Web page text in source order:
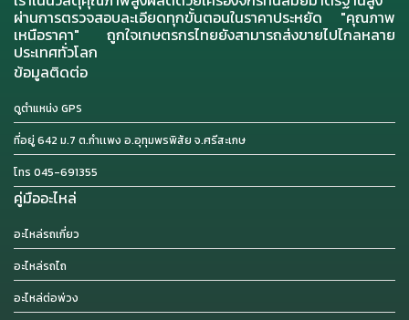
ผ่านการตรวจสอบละเอียดทุกขั้นตอนในราคาประหยัด "คุณภาพ
เหนือราคา" ถูกใจเกษตรกรไทยยังสามารถส่งขายไปไกลหลาย
ประเทศทั่วโลก
ข้อมูลติดต่อ
ดูตำแหน่ง GPS
ที่อยู่ 642 ม.7 ต.กำเเพง อ.อุทุมพรพิสัย จ.ศรีสะเกษ
โทร 045-691355
คู่มืออะไหล่
อะไหล่รถเกี่ยว
อะไหล่รถไถ
อะไหล่ต่อพ่วง